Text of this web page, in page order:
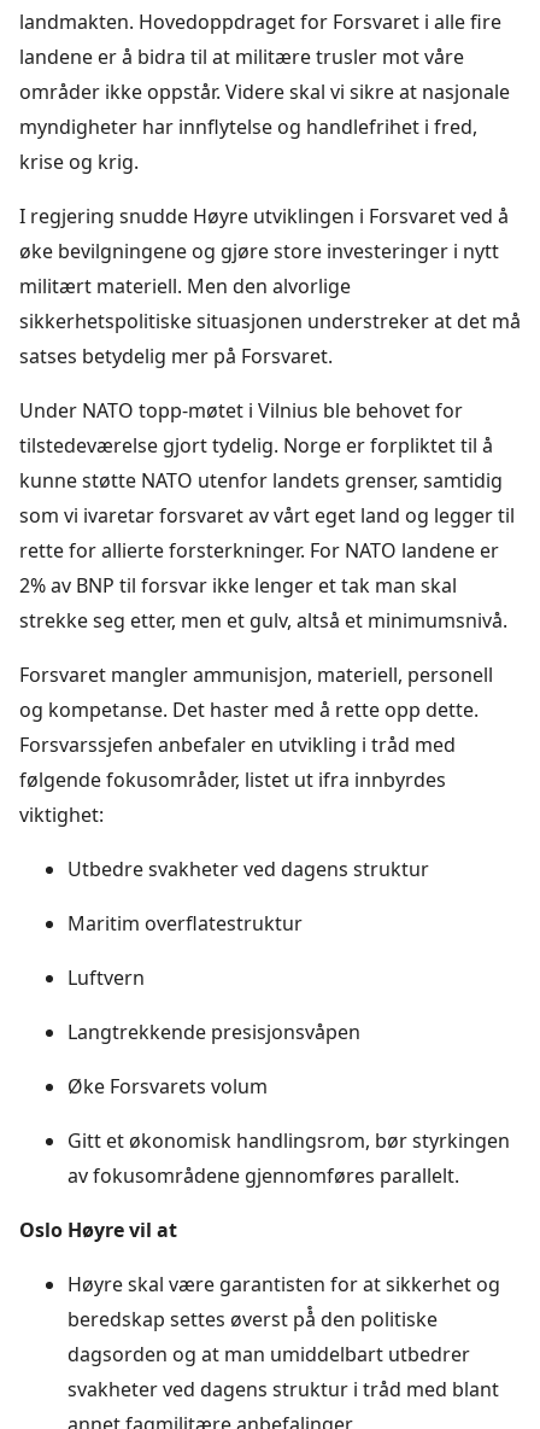
landmakten. Hovedoppdraget for Forsvaret i alle fire
landene er å bidra til at militære trusler mot våre
områder ikke oppstår. Videre skal vi sikre at nasjonale
myndigheter har innflytelse og handlefrihet i fred,
krise og krig.
I regjering snudde Høyre utviklingen i Forsvaret ved å
øke bevilgningene og gjøre store investeringer i nytt
militært materiell. Men den alvorlige
sikkerhetspolitiske situasjonen understreker at det må
satses betydelig mer på Forsvaret.
Under NATO topp-møtet i Vilnius ble behovet for
tilstedeværelse gjort tydelig. Norge er forpliktet til å
kunne støtte NATO utenfor landets grenser, samtidig
som vi ivaretar forsvaret av vårt eget land og legger til
rette for allierte forsterkninger. For NATO landene er
2% av BNP til forsvar ikke lenger et tak man skal
strekke seg etter, men et gulv, altså et minimumsnivå.
Forsvaret mangler ammunisjon, materiell, personell
og kompetanse. Det haster med å rette opp dette.
Forsvarssjefen anbefaler en utvikling i tråd med
følgende fokusområder, listet ut ifra innbyrdes
viktighet:
Utbedre svakheter ved dagens struktur
Maritim overflatestruktur
Luftvern
Langtrekkende presisjonsvåpen
Øke Forsvarets volum
Gitt et økonomisk handlingsrom, bør styrkingen
av fokusområdene gjennomføres parallelt.
Oslo Høyre vil at
Høyre skal være garantisten for at sikkerhet og
beredskap settes øverst på̊ den politiske
dagsorden og at man umiddelbart utbedrer
svakheter ved dagens struktur i tråd med blant
annet fagmilitære anbefalinger